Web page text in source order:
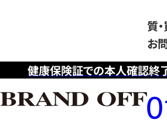
健康保険証での本人確認終
質
お
フ
リ
ー